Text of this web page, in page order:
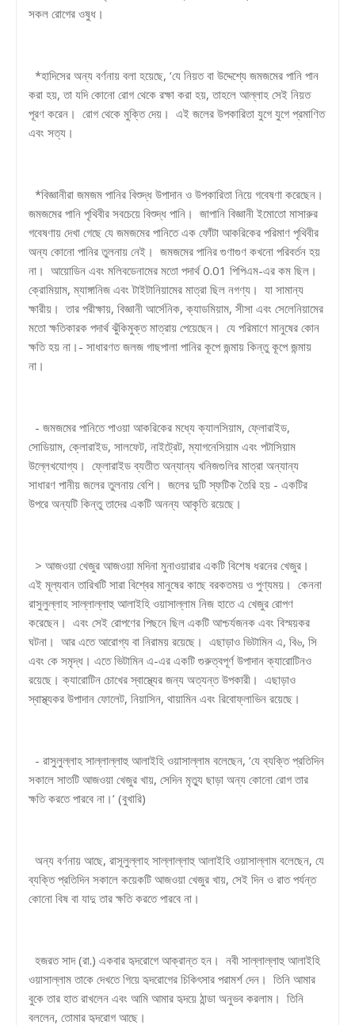
সকল রোগের ওষুধ।
*হাদিসের অন্য বর্ণনায় বলা হয়েছে, ‘যে নিয়ত বা উদ্দেশ্যে জমজমের পানি পান
করা হয়, তা যদি কোনো রোগ থেকে রক্ষা করা হয়, তাহলে আল্লাহ সেই নিয়ত
পূরণ করেন। রোগ থেকে মুক্তি দেয়। এই জলের উপকারিতা যুগে যুগে প্রমাণিত
এবং সত্য।
*বিজ্ঞানীরা জমজম পানির বিশুদ্ধ উপাদান ও উপকারিতা নিয়ে গবেষণা করেছেন।
জমজমের পানি পৃথিবীর সবচেয়ে বিশুদ্ধ পানি। জাপানি বিজ্ঞানী ইমোতো মাসারুর
গবেষণায় দেখা গেছে যে জমজমের পানিতে এক ফোঁটা আকরিকের পরিমাণ পৃথিবীর
অন্য কোনো পানির তুলনায় নেই। জমজমের পানির গুণাগুণ কখনো পরিবর্তন হয়
না। আয়োডিন এবং মলিবডেনামের মতো পদার্থ 0.01 পিপিএম-এর কম ছিল।
ক্রোমিয়াম, ম্যাঙ্গানিজ এবং টাইটানিয়ামের মাত্রা ছিল নগণ্য। যা সামান্য
ক্ষারীয়। তার পরীক্ষায়, বিজ্ঞানী আর্সেনিক, ক্যাডমিয়াম, সীসা এবং সেলেনিয়ামের
মতো ক্ষতিকারক পদার্থ ঝুঁকিমুক্ত মাত্রায় পেয়েছেন। যে পরিমাণে মানুষের কোন
ক্ষতি হয় না।- সাধারণত জলজ গাছপালা পানির কূপে জন্মায় কিন্তু কূপে জন্মায়
না।
- জমজমের পানিতে পাওয়া আকরিকের মধ্যে ক্যালসিয়াম, ফ্লোরাইড,
সোডিয়াম, ক্লোরাইড, সালফেট, নাইট্রেট, ম্যাগনেসিয়াম এবং পটাসিয়াম
উল্লেখযোগ্য। ফ্লোরাইড ব্যতীত অন্যান্য খনিজগুলির মাত্রা অন্যান্য
সাধারণ পানীয় জলের তুলনায় বেশি। জলের দুটি স্ফটিক তৈরি হয় - একটির
উপরে অন্যটি কিন্তু তাদের একটি অনন্য আকৃতি রয়েছে।
> আজওয়া খেজুর আজওয়া মদিনা মুনাওয়ারার একটি বিশেষ ধরনের খেজুর।
এই মূল্যবান তারিখটি সারা বিশ্বের মানুষের কাছে বরকতময় ও পুণ্যময়। কেননা
রাসুলুল্লাহ সাল্লাল্লাহু আলাইহি ওয়াসাল্লাম নিজ হাতে এ খেজুর রোপণ
করেছেন। এবং সেই রোপণের পিছনে ছিল একটি আশ্চর্যজনক এবং বিস্ময়কর
ঘটনা। আর এতে আরোগ্য বা নিরাময় রয়েছে। এছাড়াও ভিটামিন এ, বি৬, সি
এবং কে সমৃদ্ধ। এতে ভিটামিন এ-এর একটি গুরুত্বপূর্ণ উপাদান ক্যারোটিনও
রয়েছে। ক্যারোটিন চোখের স্বাস্থ্যের জন্য অত্যন্ত উপকারী। এছাড়াও
স্বাস্থ্যকর উপাদান ফোলেট, নিয়াসিন, থায়ামিন এবং রিবোফ্লাভিন রয়েছে।
- রাসুলুল্লাহ সাল্লাল্লাহু আলাইহি ওয়াসাল্লাম বলেছেন, ‘যে ব্যক্তি প্রতিদিন
সকালে সাতটি আজওয়া খেজুর খায়, সেদিন মৃত্যু ছাড়া অন্য কোনো রোগ তার
ক্ষতি করতে পারবে না।’ (বুখারি)
অন্য বর্ণনায় আছে, রাসূলুল্লাহ সাল্লাল্লাহু আলাইহি ওয়াসাল্লাম বলেছেন, যে
ব্যক্তি প্রতিদিন সকালে কয়েকটি আজওয়া খেজুর খায়, সেই দিন ও রাত পর্যন্ত
কোনো বিষ বা যাদু তার ক্ষতি করতে পারবে না।
হজরত সাদ (রা.) একবার হৃদরোগে আক্রান্ত হন। নবী সাল্লাল্লাহু আলাইহি
ওয়াসাল্লাম তাকে দেখতে গিয়ে হৃদরোগের চিকিৎসার পরামর্শ দেন। তিনি আমার
বুকে তার হাত রাখলেন এবং আমি আমার হৃদয়ে ঠান্ডা অনুভব করলাম। তিনি
বললেন, তোমার হৃদরোগ আছে।